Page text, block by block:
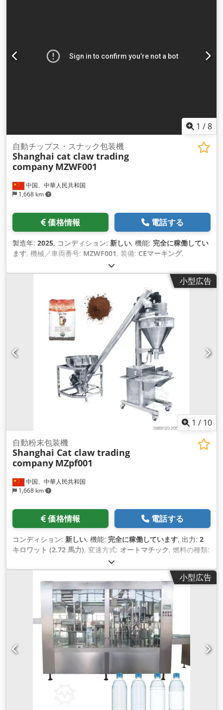
1 /8
中国、中華人民共和国
1,668 km
自動チップス・スナック包装機
Shanghai cat claw trading
company MZWF001
価格情報 電話する
製造年: 2025, コンディション: 新しい, 機能: 完全に稼働してい
ます, 機械／車両番号: MZWF001, 装備: CEマーキング,
小型広告
1 / 10
中国、中華人民共和国
1,668 km
自動粉末包装機
Shanghai Cat claw trading
company MZpf001
価格情報 電話する
コンディション: 新しい, 機能: 完全に稼働しています, 出力: 2
キロワット (2.72 馬力), 変速方式: オートマチック, 燃料の種類:
450 kg（キログラム）
2025, 機械／車両番号:MZpf001, 装備:CEマーキング,
小型広告